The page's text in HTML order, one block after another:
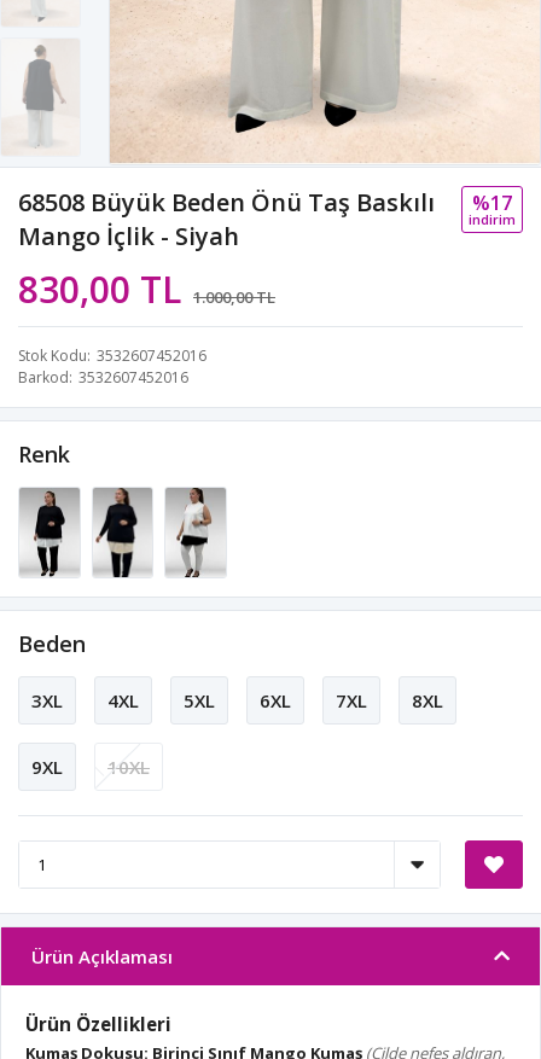
68508 Büyük Beden Önü Taş Baskılı
Mango İçlik - Siyah
830,00 TL 1.000,00 TL
%17
i̇ndi̇ri̇m
Stok Kodu 3532607452016
Barkod 3532607452016
Renk
Beden
3XL 4XL 5XL 6XL 7XL 8XL
9XL 10XL
Ürün Açıklaması
Ürün Özellikleri
Kumaş Dokusu: Birinci Sınıf Mango Kumaş (Cilde nefes aldıran,